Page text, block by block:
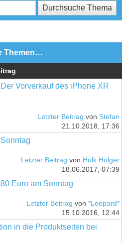
Themen…
Vorverkauf des iPhone XR
Letzter Beitrag von Stefan
21.10.2018, 17:36
Letzter Beitrag von Hulk Holger
18.06.2017, 07:39
Euro am Sonntag
Letzter Beitrag von *Leopard*
15.10.2016, 12:44
in die Produktseiten bei